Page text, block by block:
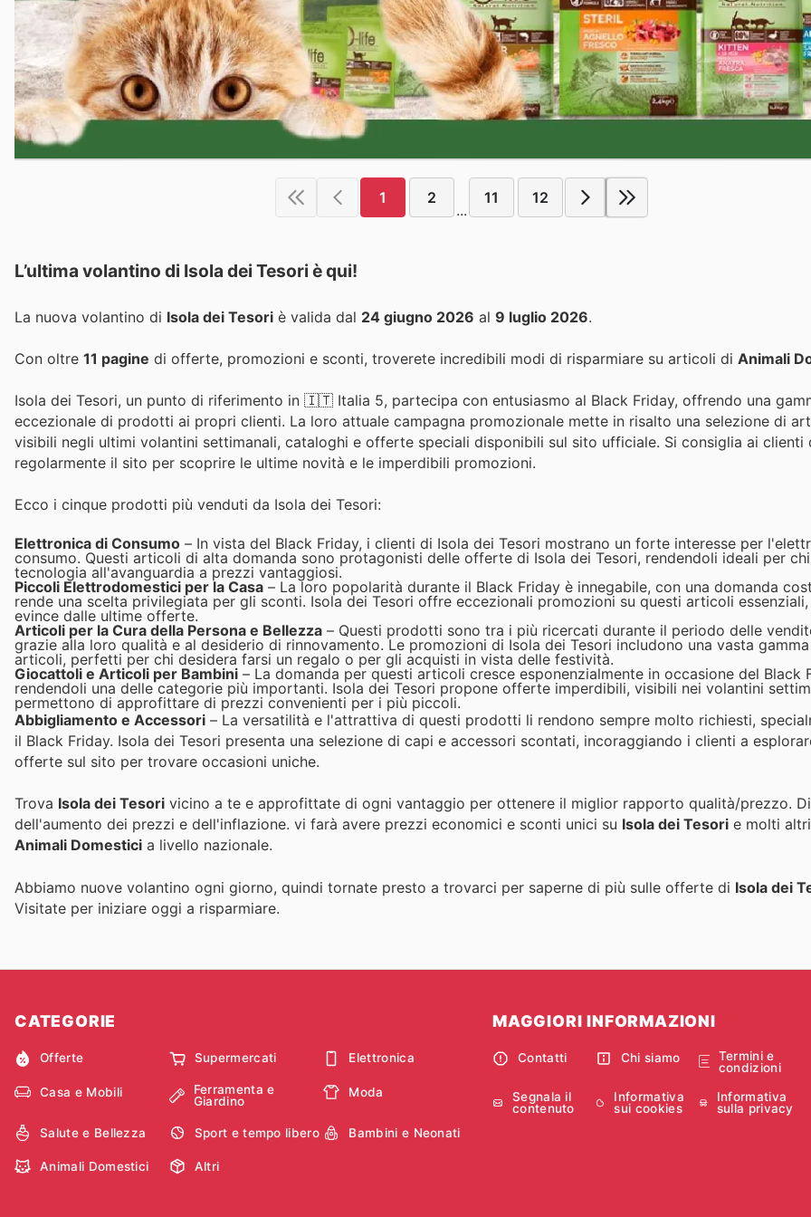
1 2
...
11 12
L’ultima volantino di Isola dei Tesori è qui!
La nuova volantino di Isola dei Tesori è valida dal 24 giugno 2026 al 9 luglio 2026.
Con oltre 11 pagine di offerte, promozioni e sconti, troverete incredibili modi di risparmiare su articoli di Animali
Isola dei Tesori, un punto di riferimento in 🇮🇹 Italia 5, partecipa con entusiasmo al Black Friday, offrendo una
eccezionale di prodotti ai propri clienti. La loro attuale campagna promozionale mette in risalto una selezione di
visibili negli ultimi volantini settimanali, cataloghi e offerte speciali disponibili sul sito ufficiale. Si consiglia ai clienti
regolarmente il sito per scoprire le ultime novità e le imperdibili promozioni.
Ecco i cinque prodotti più venduti da Isola dei Tesori:
Elettronica di Consumo – In vista del Black Friday, i clienti di Isola dei Tesori mostrano un forte interesse per
consumo. Questi articoli di alta domanda sono protagonisti delle offerte di Isola dei Tesori, rendendoli ideali per
tecnologia all'avanguardia a prezzi vantaggiosi.
Piccoli Elettrodomestici per la Casa – La loro popolarità durante il Black Friday è innegabile, con una domanda
rende una scelta privilegiata per gli sconti. Isola dei Tesori offre eccezionali promozioni su questi articoli
evince dalle ultime offerte.
Articoli per la Cura della Persona e Bellezza – Questi prodotti sono tra i più ricercati durante il periodo delle
grazie alla loro qualità e al desiderio di rinnovamento. Le promozioni di Isola dei Tesori includono una vasta
articoli, perfetti per chi desidera farsi un regalo o per gli acquisti in vista delle festività.
Giocattoli e Articoli per Bambini – La domanda per questi articoli cresce esponenzialmente in occasione del Black
rendendoli una delle categorie più importanti. Isola dei Tesori propone offerte imperdibili, visibili nei volantini
permettono di approfittare di prezzi convenienti per i più piccoli.
Abbigliamento e Accessori – La versatilità e l'attrattiva di questi prodotti li rendono sempre molto richiesti,
il Black Friday. Isola dei Tesori presenta una selezione di capi e accessori scontati, incoraggiando i clienti a
offerte sul sito per trovare occasioni uniche.
Trova Isola dei Tesori vicino a te e approfittate di ogni vantaggio per ottenere il miglior rapporto qualità/prezzo.
dell'aumento dei prezzi e dell'inflazione. vi farà avere prezzi economici e sconti unici su Isola dei Tesori e molti
Animali Domestici a livello nazionale.
Abbiamo nuove volantino ogni giorno, quindi tornate presto a trovarci per saperne di più sulle offerte di Isola dei
Visitate per iniziare oggi a risparmiare.
CATEGORIE
Offerte Supermercati Elettronica
Casa e Mobili
Ferramenta e
Giardino
Moda
Salute e Bellezza Sport e tempo libero Bambini e Neonati
Animali Domestici Altri
MAGGIORI INFORMAZIONI
Contatti Chi siamo
Termini e
condizioni
Segnala il
contenuto
Informativa
sui cookies
Informativa
sulla privacy